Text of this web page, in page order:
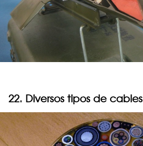
22. Diversos tipos de cables